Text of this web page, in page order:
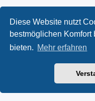
Diese Website nutzt
bestmöglichen Komfort
bieten. Mehr erfahren